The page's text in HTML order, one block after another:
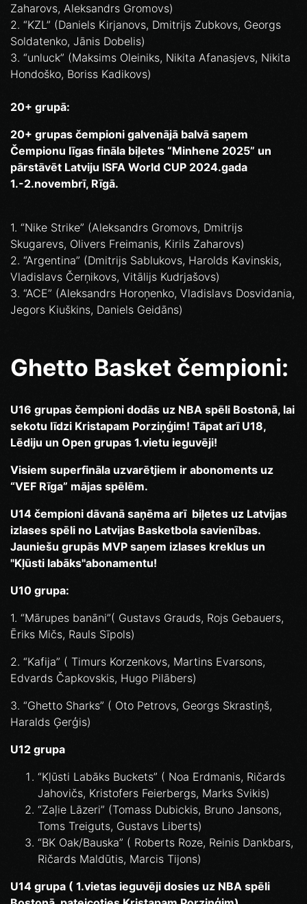
Zaharovs, Aleksandrs Gromovs)
2. “KZL” (Daniels Kirjanovs, Dmitrijs Zubkovs, Georgs
Soldatenko, Jānis Dobelis)
3. “unluck” (Maksims Oleiniks, Nikita Afanasjevs, Nikita
Hondoško, Boriss Kadikovs)
20+ grupā:
20+ grupas čempioni galvenājā balvā saņem
Čempionu līgas fināla biļetes “Minhene 2025” un
pārstāvēt Latviju ISFA World CUP 2024.gada
1.-2.novembrī, Rīgā.
1. “Nike Strike” (Aleksandrs Gromovs, Dmitrijs
Skugarevs, Olivers Freimanis, Kirils Zaharovs)
2. “Argentina” (Dmitrijs Sablukovs, Harolds Kavinskis,
Vladislavs Čerņikovs, Vitālijs Kudrjašovs)
3. “ACE” (Aleksandrs Horoņenko, Vladislavs Dosvidania,
Jegors Kiuškins, Daniels Geidāns)
Ghetto Basket čempioni:
U16 grupas čempioni dodās uz NBA spēli Bostonā, lai
sekotu līdzi Kristapam Porziņģim! Tāpat arī U18,
Lēdiju un Open grupas 1.vietu ieguvēji!
Visiem superfināla uzvarētjiem ir abonoments uz
“VEF Rīga” mājas spēlēm.
U14 čempioni dāvanā saņēma arī biļetes uz Latvijas
izlases spēli no Latvijas Basketbola savienības.
Jauniešu grupās MVP saņem izlases kreklus un
"Kļūsti labāks"abonamentu!
U10 grupa:
1. “Mārupes banāni”( Gustavs Grauds, Rojs Gebauers,
Ēriks Mičs, Rauls Sīpols)
2. “Kafija” ( Timurs Korzenkovs, Martins Evarsons,
Edvards Čapkovskis, Hugo Pilābers)
3. “Ghetto Sharks” ( Oto Petrovs, Georgs Skrastiņš,
Haralds Ģerģis)
U12 grupa
“Kļūsti Labāks Buckets” ( Noa Erdmanis, Ričards
Jahovičs, Kristofers Feierbergs, Marks Svikis)
“Zaļie Lāzeri” (Tomass Dubickis, Bruno Jansons,
Toms Treiguts, Gustavs Liberts)
“BK Oak/Bauska” ( Roberts Roze, Reinis Dankbars,
Ričards Maldūtis, Marcis Tijons)
U14 grupa ( 1.vietas ieguvēji dosies uz NBA spēli